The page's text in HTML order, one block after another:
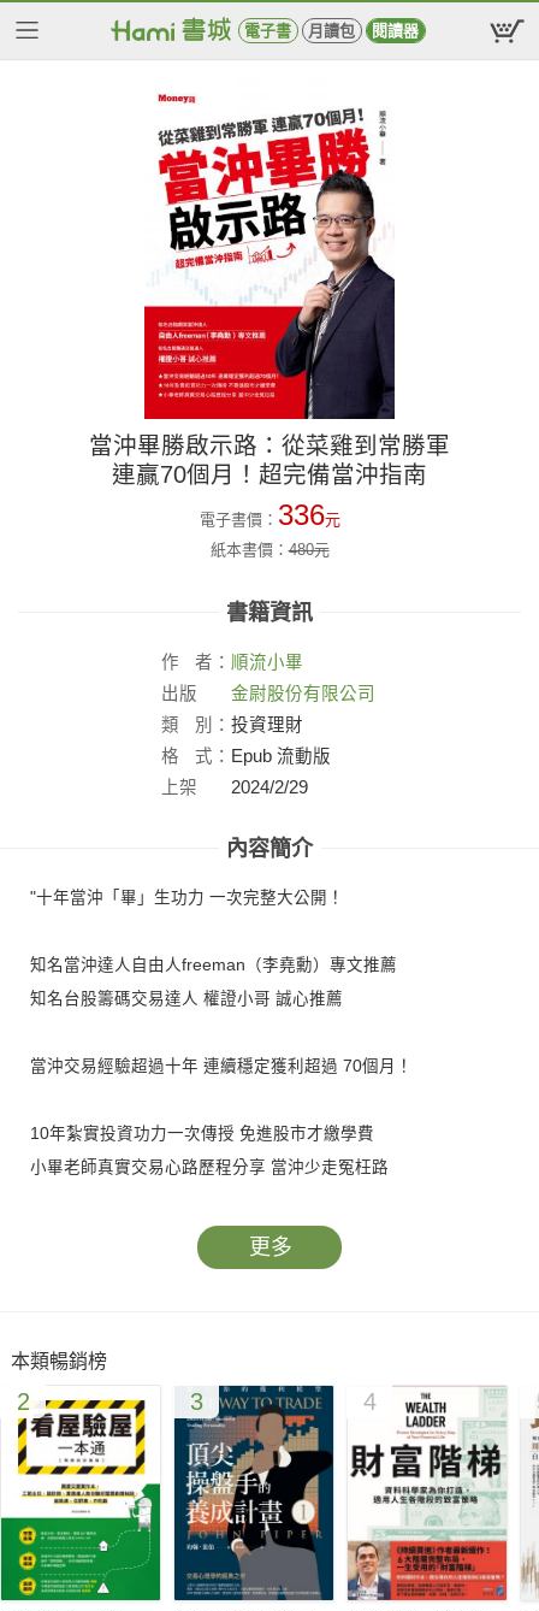
電子書 月讀包 閱讀器
當沖畢勝啟示路：從菜雞到常勝軍
連贏70個月！超完備當沖指南
電子書價： 336元
紙本書價：480元
書籍資訊
作 者： 順流小畢
出版
社：
金尉股份有限公司
類
別： 投資理財
格
式： Epub 流動版
上架
2024/2/29
內容簡介
"十年當沖「畢」生功力 一次完整大公開！
知名當沖達人自由人freeman（李堯勳）專文推薦
知名台股籌碼交易達人 權證小哥 誠心推薦
當沖交易經驗超過十年 連續穩定獲利超過 70個月！
10年紮實投資功力一次傳授 免進股市才繳學費
小畢老師真實交易心路歷程分享 當沖少走冤枉路
有錢就能任性當沖嗎？
十年交易的最大教訓是什麼？
什麼是成功的交易？
▌肥羊變身股市獵人的重要觀念
贏家與輸家的差別
你知道你在玩什麼遊戲嗎？
更多
本類暢銷榜
2 3 4